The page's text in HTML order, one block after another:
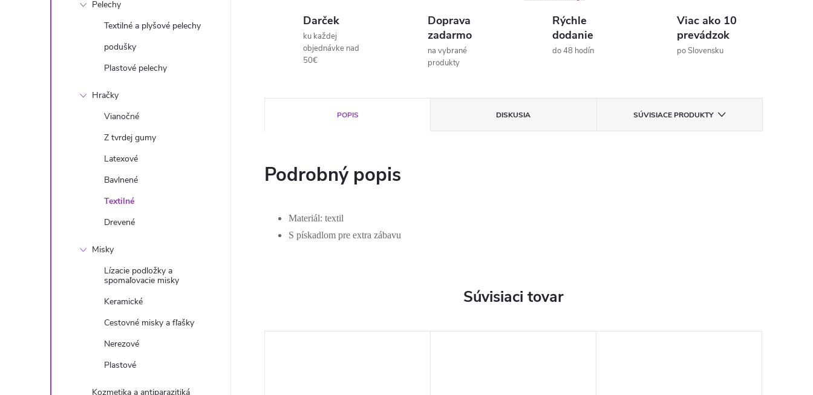
Pelechy
Textilné a plyšové pelechy
podušky
Plastové pelechy
Hračky
Vianočné
Z tvrdej gumy
Latexové
Bavlnené
Textilné
Drevené
Misky
Lízacie podložky a
spomaľovacie misky
Keramické
Cestovné misky a fľašky
Nerezové
Plastové
Kozmetika a antiparazitiká
Darček
ku každej
objednávke nad
50€
Doprava
zadarmo
na vybrané
produkty
Rýchle
dodanie
do 48 hodín
Viac ako 10
prevádzok
po Slovensku
POPIS DISKUSIA SÚVISIACE PRODUKTY
Podrobný popis
Materiál: textil
S pískadlom pre extra zábavu
Súvisiaci tovar